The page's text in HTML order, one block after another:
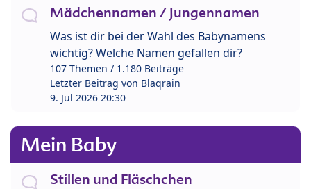
Mädchennamen / Jungennamen
Was ist dir bei der Wahl des Babynamens
wichtig? Welche Namen gefallen dir?
107 Themen / 1.180 Beiträge
Letzter Beitrag von Blaqrain
9. Jul 2026 20:30
Mein Baby
Stillen und Fläschchen